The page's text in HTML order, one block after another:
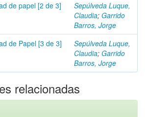
de papel [2 de 3]
Sepúlveda Luque,
Claudia; Garrido
Barros, Jorge
de Papel [3 de 3]
Sepúlveda Luque,
Claudia; Garrido
Barros, Jorge
relacionadas